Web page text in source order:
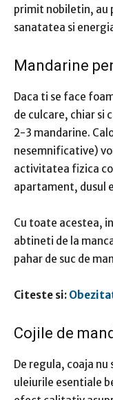
primit nobiletin, au
sanatatea si
Mandarine
Daca ti se face
de culcare, chiar si
2-3 mandarine.
nesemnificative)
activitatea fizica
apartament, dusul
Cu toate acestea,
abtineti de la
pahar de suc de
Citeste si:
Cojile de
De regula, coaja
uleiurile esentiale